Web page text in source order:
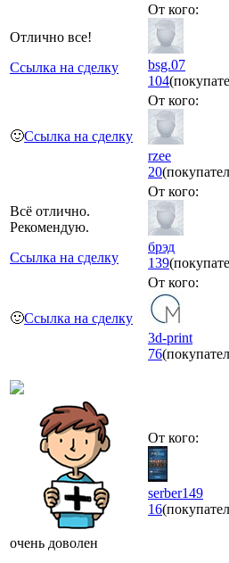
Отлично все!
Ссылка на сделку
От кого:
bsg.07
104
🙂Ссылка на сделку
От кого:
rzee
20
Всё отлично.
Рекомендую.
Ссылка на сделку
От кого:
брэд
139
🙂Ссылка на сделку
От кого:
3d-print
76
очень доволен
От кого:
serber149
16